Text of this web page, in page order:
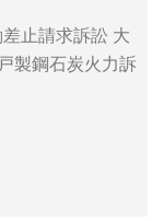
止請求訴訟 大
製鋼石炭火力訴